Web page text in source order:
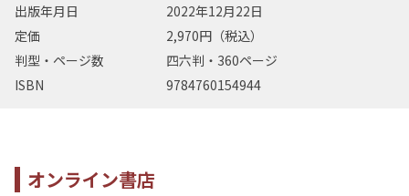
出版年月日
2022年12月22日
定価
2,970円（税込）
判型・ページ数
四六判・360ページ
ISBN
9784760154944
オンライン書店